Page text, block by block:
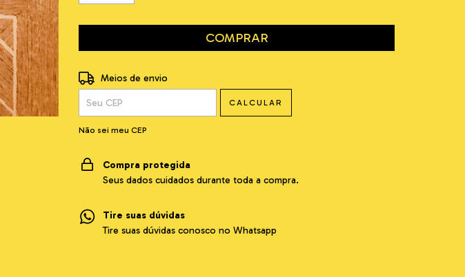
Entregas para o CEP:
Meios de envio
CALCULAR
Não sei meu CEP
Compra protegida
Seus dados cuidados durante toda a compra.
Tire suas dúvidas
Tire suas dúvidas conosco no Whatsapp